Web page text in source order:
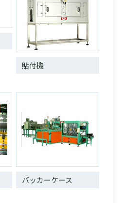
貼付機
バッカーケース